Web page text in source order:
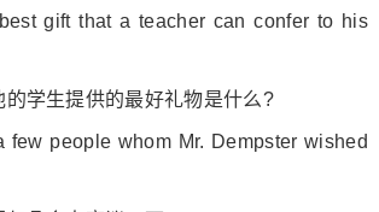
gift that a teacher can confer to his
学生提供的最好礼物是什么?
few people whom Mr. Dempster wished